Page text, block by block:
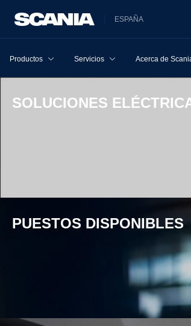
ESPAÑA
Productos Servicios Acerca de
SOLU­CIONES
PUESTOS DISPO­NI­BLES